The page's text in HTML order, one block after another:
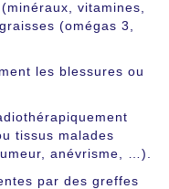
vitamines,
(omégas 3,
les blessures ou
tissus malades
anévrisme, …).
par des greffes